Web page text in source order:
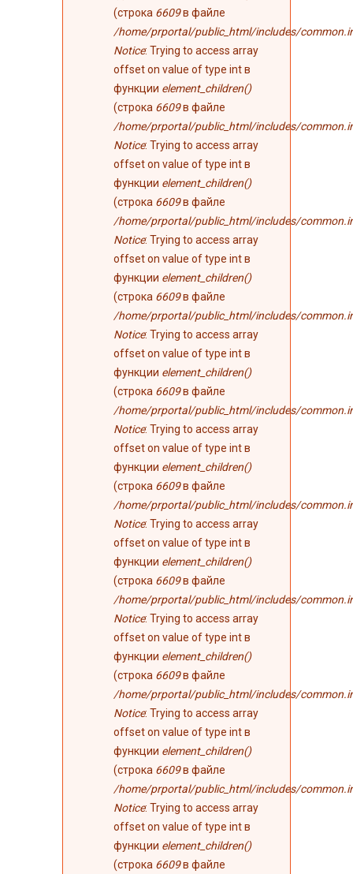
(строка 6609в файле
/home/prportal/public_html/includes/
Notice: Trying to access array
offset on value of type int в
функции element_children()
(строка 6609в файле
/home/prportal/public_html/includes/
Notice: Trying to access array
offset on value of type int в
функции element_children()
(строка 6609в файле
/home/prportal/public_html/includes/
Notice: Trying to access array
offset on value of type int в
функции element_children()
(строка 6609в файле
/home/prportal/public_html/includes/
Notice: Trying to access array
offset on value of type int в
функции element_children()
(строка 6609в файле
/home/prportal/public_html/includes/
Notice: Trying to access array
offset on value of type int в
функции element_children()
(строка 6609в файле
/home/prportal/public_html/includes/
Notice: Trying to access array
offset on value of type int в
функции element_children()
(строка 6609в файле
/home/prportal/public_html/includes/
Notice: Trying to access array
offset on value of type int в
функции element_children()
(строка 6609в файле
/home/prportal/public_html/includes/
Notice: Trying to access array
offset on value of type int в
функции element_children()
(строка 6609в файле
/home/prportal/public_html/includes/
Notice: Trying to access array
offset on value of type int в
функции element_children()
(строка 6609в файле